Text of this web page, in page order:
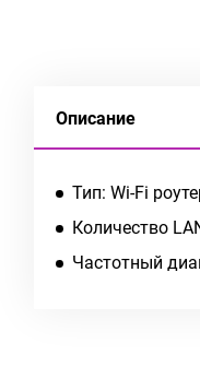
Описание
Тип: Wi-Fi
Количество
Частотный